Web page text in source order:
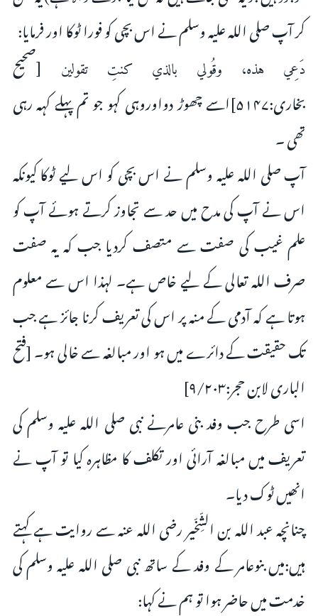
کر آپ صلی اللہ علیہ وسلم نے اس بچى کو فورا ٹوکا اور فرمایا:
دَعِي هذه، وقُولي بالذي كنتِ تقولين [صحیح
بخاری:۵۱۴۷]اسے چھوڑ دواوروہى کہو جو تم پہلے کہہ رہى
تھى ۔
آپ صلى اللہ علیہ وسلم نے اس بچى کو اس لیے ٹوکا کیونکہ
اس نے آپ کى مدح میں حد سے تجاوز کرتے ہوئے آپ کو
علم غیب کى صفت سے متصف کردیا جب کہ یہ صفت
صرف اللہ تعالى کے لیے خاص ہے۔ لہذا اس سے معلوم
ہوتا ہے کہ آدمى کے منہ پر اس کى تعریف کرنا جائز ہے جب
تک حقیقت کے دائرے میں ہو اور مبالغہ سے خالى ہو۔ [فتح
الباری لابن حجر:۹/۲۰۳]
اسى طرح جب وفد بنى عامرنے نبى صلى اللہ علیہ وسلم کى
تعریف میں مبالغہ آرائى اور تکلف کا مظاہرہ کیا تو آپ نے
انھیں ٹوک دیا۔
چنانچہ عبد اللہ بن الشِّخّیر رضی اللہ عنہ سے روایت ہے کہتے
ہیں:میں بنوعامر کے وفد کے ساتھ نبى صلى اللہ علیہ وسلم کى
خدمت میں حاضر ہوا تو ہم نے کہا: